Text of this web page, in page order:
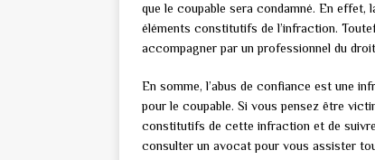
que le coupable sera condamné. En effet,
éléments constitutifs de l’infraction.
accompagner par un professionnel du
En somme, l’abus de confiance est une
pour le coupable. Si vous pensez être
constitutifs de cette infraction et de
consulter un avocat pour vous assister